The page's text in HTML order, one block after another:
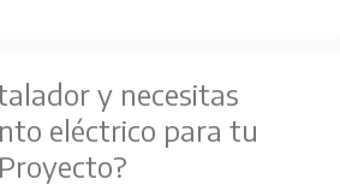
y necesitas
eléctrico para tu
Proyecto?